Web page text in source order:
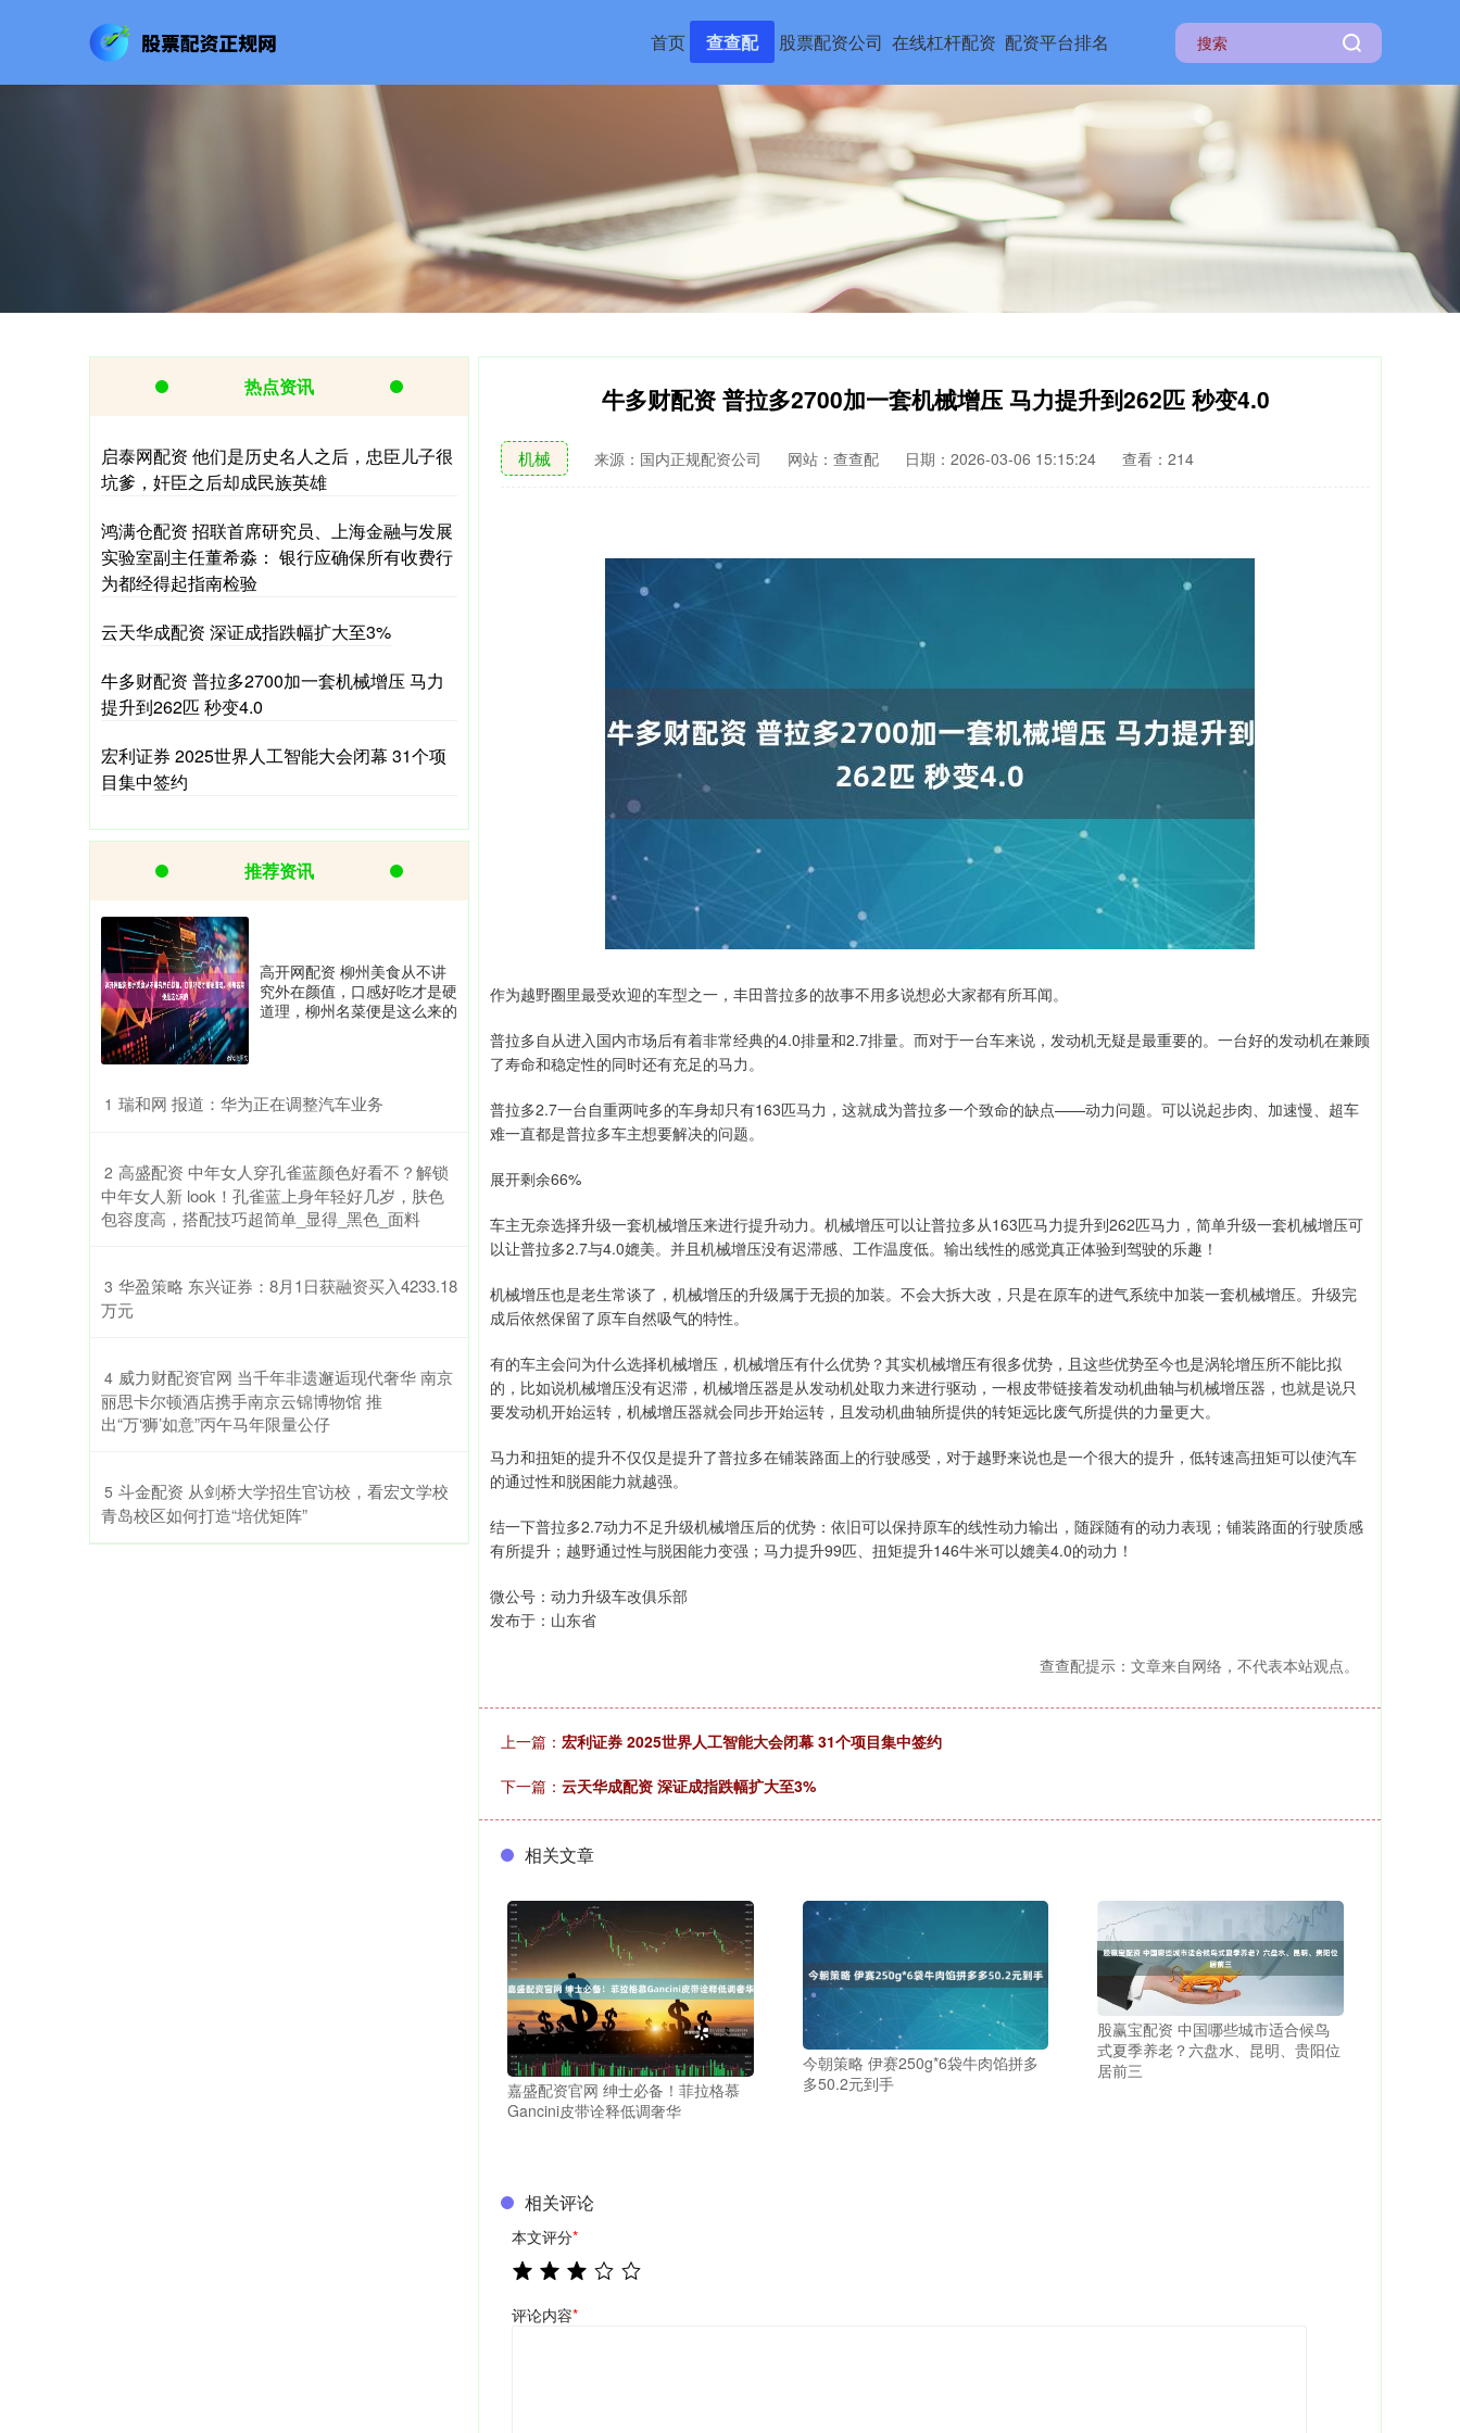
首页 查查配 股票配资公司 在线杠杆配资 配资平台排名
牛多财配资 普拉多2700加一套机械增压 马力提升到262匹 秒变4.0
机械 来源：国内正规配资公司 网站：查查配 日期：2026-03-06 15:15:24 查看：214
作为越野圈里最受欢迎的车型之一，丰田普拉多的故事不用多说想必大家都有所耳闻。
普拉多自从进入国内市场后有着非常经典的4.0排量和2.7排量。而对于一台车来说，发动机无疑是最重要的。一台好的发动机在兼顾
了寿命和稳定性的同时还有充足的马力。
普拉多2.7一台自重两吨多的车身却只有163匹马力，这就成为普拉多一个致命的缺点——动力问题。可以说起步肉、加速慢、超车
难一直都是普拉多车主想要解决的问题。
展开剩余66%
车主无奈选择升级一套机械增压来进行提升动力。机械增压可以让普拉多从163匹马力提升到262匹马力，简单升级一套机械增压可
以让普拉多2.7与4.0媲美。并且机械增压没有迟滞感、工作温度低。输出线性的感觉真正体验到驾驶的乐趣！
机械增压也是老生常谈了，机械增压的升级属于无损的加装。不会大拆大改，只是在原车的进气系统中加装一套机械增压。升级完
成后依然保留了原车自然吸气的特性。
有的车主会问为什么选择机械增压，机械增压有什么优势？其实机械增压有很多优势，且这些优势至今也是涡轮增压所不能比拟
的，比如说机械增压没有迟滞，机械增压器是从发动机处取力来进行驱动，一根皮带链接着发动机曲轴与机械增压器，也就是说只
要发动机开始运转，机械增压器就会同步开始运转，且发动机曲轴所提供的转矩远比废气所提供的力量更大。
马力和扭矩的提升不仅仅是提升了普拉多在铺装路面上的行驶感受，对于越野来说也是一个很大的提升，低转速高扭矩可以使汽车
的通过性和脱困能力就越强。
结一下普拉多2.7动力不足升级机械增压后的优势：依旧可以保持原车的线性动力输出，随踩随有的动力表现；铺装路面的行驶质感
有所提升；越野通过性与脱困能力变强；马力提升99匹、扭矩提升146牛米可以媲美4.0的动力！
微公号：动力升级车改俱乐部
发布于：山东省
查查配提示：文章来自网络，不代表本站观点。
上一篇： 宏利证券 2025世界人工智能大会闭幕 31个项目集中签约
下一篇： 云天华成配资 深证成指跌幅扩大至3%
相关文章
嘉盛配资官网 绅士必备！菲拉格慕
Gancini皮带诠释低调奢华
今朝策略 伊赛250g*6袋牛肉馅拼多
多50.2元到手
股赢宝配资 中国哪些城市适合候鸟
式夏季养老？六盘水、昆明、贵阳位
居前三
相关评论
本文评分*
评论内容*
热点资讯
启泰网配资 他们是历史名人之后，忠臣儿子很
坑爹，奸臣之后却成民族英雄
鸿满仓配资 招联首席研究员、上海金融与发展
实验室副主任董希淼： 银行应确保所有收费行
为都经得起指南检验
云天华成配资 深证成指跌幅扩大至3%
牛多财配资 普拉多2700加一套机械增压 马力
提升到262匹 秒变4.0
宏利证券 2025世界人工智能大会闭幕 31个项
目集中签约
推荐资讯
高开网配资 柳州美食从不讲
究外在颜值，口感好吃才是硬
道理，柳州名菜便是这么来的
1 ​瑞和网 报道：华为正在调整汽车业务
2 ​高盛配资 中年女人穿孔雀蓝颜色好看不？解锁
中年女人新 look！孔雀蓝上身年轻好几岁，肤色
包容度高，搭配技巧超简单_显得_黑色_面料
3 ​华盈策略 东兴证券：8月1日获融资买入4233.18
万元
4 ​威力财配资官网 当千年非遗邂逅现代奢华 南京
丽思卡尔顿酒店携手南京云锦博物馆 推
出“万‘狮’如意”丙午马年限量公仔
5 ​斗金配资 从剑桥大学招生官访校，看宏文学校
青岛校区如何打造“培优矩阵”